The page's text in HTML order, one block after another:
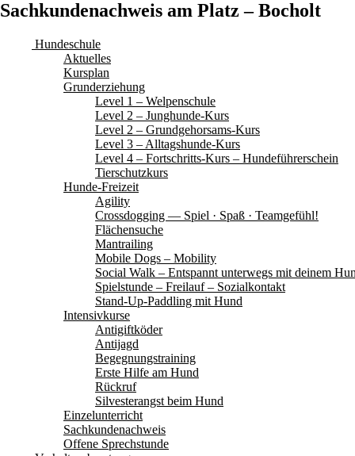
Sachkundenachweis am Platz – Bocholt
Hundeschule
Aktuelles
Kursplan
Grunderziehung
Level 1 – Welpenschule
Level 2 – Junghunde-Kurs
Level 2 – Grundgehorsams-Kurs
Level 3 – Alltagshunde-Kurs
Level 4 – Fortschritts-Kurs – Hundeführerschein
Tierschutzkurs
Hunde-Freizeit
Agility
Crossdogging — Spiel · Spaß · Teamgefühl!
Flächensuche
Mantrailing
Mobile Dogs – Mobility
Social Walk – Entspannt unterwegs mit deinem
Spielstunde – Freilauf – Sozialkontakt
Stand-Up-Paddling mit Hund
Intensivkurse
Antigiftköder
Antijagd
Begegnungstraining
Erste Hilfe am Hund
Rückruf
Silvesterangst beim Hund
Einzelunterricht
Sachkundenachweis
Offene Sprechstunde